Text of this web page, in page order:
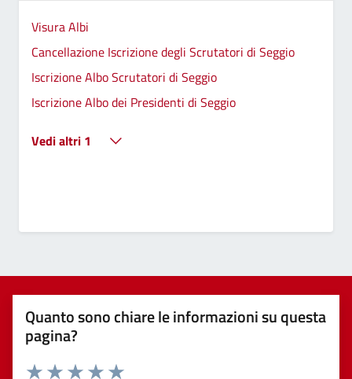
Visura Albi
Cancellazione Iscrizione degli Scrutatori di Seggio
Iscrizione Albo Scrutatori di Seggio
Iscrizione Albo dei Presidenti di Seggio
Vedi altri 1
Quanto sono chiare le informazioni su questa
pagina?